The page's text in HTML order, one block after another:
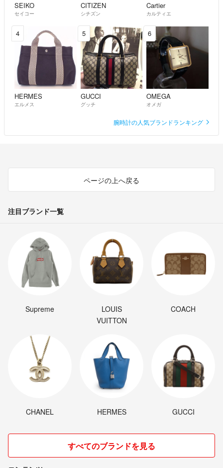
洗練されたミニマリストの空間、ノワールのキャンバスに包まれます。
ここでは、ファッションは一時的な流行を超えています。
尊敬を集める国際的なブランドと先見性のある独立系レーベルの両方か
ら、
ミニマリストなデザインを厳選したコレクションをご覧ください。
厳選されたアクセサリーや腕時計も取り揃えています。
どれも、あなたの個性的な物語を完成させる、厳選された句読点です。
目の肥えたスタイリストが、コレクションをご案内し、
あなたと同じように機能するワードローブを作るための
オーダーメイドのアドバイスを提供します。
katidoki storyは単なるブティックではありません。
ることを真に反映するスタイルを自信を持って作り上げることができる
SEIKO
セイコー
CITIZEN
シチズン
Cartier
カルティエ
4
HERMES
エルメス
5
GUCCI
グッチ
6
OMEGA
オメガ
腕時計の人気ブランドランキング
ページの上へ戻る
注目ブランド一覧
Supreme
LOUIS
VUITTON
COACH
CHANEL HERMES GUCCI
すべてのブランドを見る